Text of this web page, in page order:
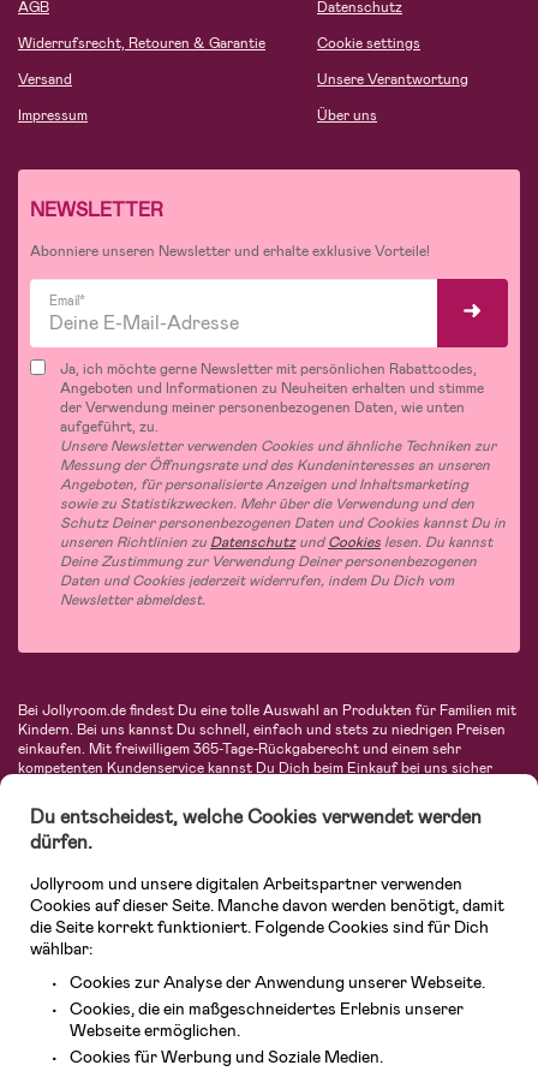
AGB
Widerrufsrecht, Retouren & Garantie
Versand
Impressum
Datenschutz
Cookie settings
Unsere Verantwortung
Über uns
NEWSLETTER
Abonniere unseren Newsletter und erhalte exklusive Vorteile!
Email*
Ja, ich möchte gerne Newsletter mit persönlichen Rabattcodes,
Angeboten und Informationen zu Neuheiten erhalten und stimme
der Verwendung meiner personenbezogenen Daten, wie unten
aufgeführt, zu.
Unsere Newsletter verwenden Cookies und ähnliche Techniken zur
Messung der Öffnungsrate und des Kundeninteresses an unseren
Angeboten, für personalisierte Anzeigen und Inhaltsmarketing
sowie zu Statistikzwecken. Mehr über die Verwendung und den
Schutz Deiner personenbezogenen Daten und Cookies kannst Du in
unseren Richtlinien zu DatenschutzundCookies lesen. Du kannst
Deine Zustimmung zur Verwendung Deiner personenbezogenen
Daten und Cookies jederzeit widerrufen, indem Du Dich vom
Newsletter abmeldest.
Bei Jollyroom.de findest Du eine tolle Auswahl an Produkten für Familien mit
Kindern. Bei uns kannst Du schnell, einfach und stets zu niedrigen Preisen
einkaufen. Mit freiwilligem 365-Tage-Rückgaberecht und einem sehr
kompetenten Kundenservice kannst Du Dich beim Einkauf bei uns sicher
Autositze, Kinder- und Babymode, Produkte für Mütter und eine Menge
fantastischer Einrichtungsgegenstände, Spielsachen, Babyprodukte und
vieles mehr. Wir haben Produkte von bekannten Herstellern wie Britax, Maxi-
Avent, Jack Wolfskin, Cybex, LEGO und vielen mehr. Schau Dich um in
unserer vielfältigen Online-Boutique für Kinder & Babys. Willkommen!
Du entscheidest, welche Cookies verwendet werden
dürfen.
Jollyroom und unsere digitalen Arbeitspartner verwenden
Cookies auf dieser Seite. Manche davon werden benötigt, damit
die Seite korrekt funktioniert. Folgende Cookies sind für Dich
wählbar:
Cookies zur Analyse der Anwendung unserer Webseite.
Cookies, die ein maßgeschneidertes Erlebnis unserer
Webseite ermöglichen.
Cookies für Werbung und Soziale Medien.